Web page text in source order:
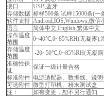
接口
USB,蓝牙
存储数据 标样500条,试样15000条(一
软件支持 Android,IOS,Windows,微信
语言
简体中文,English,繁体中文
操作温度
范围
0~40℃,0~85%RH(无凝露),
存储温度
范围
-20~50℃,0~85%RH(无凝
准确性保
证
保证一级计量合格
标准附件 电源适配器、数据线、说
可选附件 微型打印机、粉末测试盒
注：
如有变更，恕不另行通知